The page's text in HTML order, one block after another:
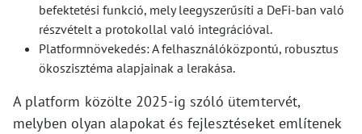
befektetési funkció, mely leegyszerűsíti a DeFi-ban való
részvételt a protokollal való integrációval.
Platformnövekedés: A felhasználóközpontú, robusztus
ökoszisztéma alapjainak a lerakása.
A platform közölte 2025-ig szóló ütemtervét,
melyben olyan alapokat és fejlesztéseket említenek